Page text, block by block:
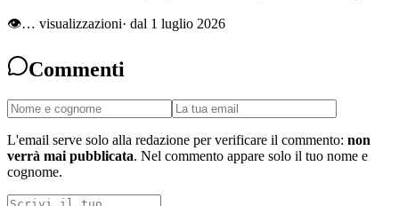
👁… visualizzazioni· dal 1 luglio 2026
Commenti
L'email serve solo alla redazione per verificare il commento: non
verrà mai pubblicata. Nel commento appare solo il tuo nome e
cognome.